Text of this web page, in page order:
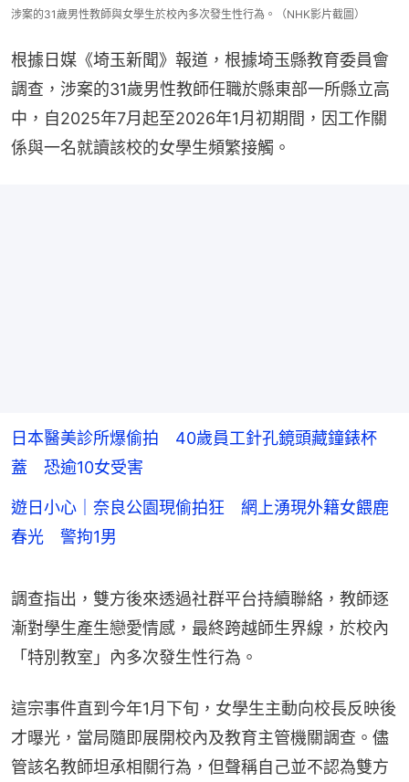
涉案的31歲男性教師與女學生於校內多次發生性行為。（NHK影片截圖）
根據日媒《埼玉新聞》報道，根據埼玉縣教育委員會
調查，涉案的31歲男性教師任職於縣東部一所縣立高
中，自2025年7月起至2026年1月初期間，因工作關
係與一名就讀該校的女學生頻繁接觸。
日本醫美診所爆偷拍 40歲員工針孔鏡頭藏鐘錶杯
蓋 恐逾10女受害
遊日小心｜奈良公園現偷拍狂 網上湧現外籍女餵鹿
春光 警拘1男
調查指出，雙方後來透過社群平台持續聯絡，教師逐
漸對學生產生戀愛情感，最終跨越師生界線，於校內
「特別教室」內多次發生性行為。
這宗事件直到今年1月下旬，女學生主動向校長反映後
才曝光，當局隨即展開校內及教育主管機關調查。儘
管該名教師坦承相關行為，但聲稱自己並不認為雙方